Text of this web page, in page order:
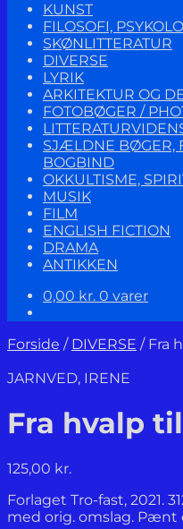
KUNST
FILOSOFI,
SKØNLITTERATUR
DIVERSE
LYRIK
ARKITEKTUR OG
FOTOBØGER /
SJÆLDNE BØGER,
BOGBIND
OKKULTISME,
MUSIK
FILM
ENGLISH FICTION
DRAMA
ANTIKKEN
0,00 kr. 0 varer
Forside / DIVERSE / Fra
JARNVED, IRENE
Fra hvalp
125,00 kr.
Forlaget Tro-fast, 2021.
med orig. omslag. Pænt